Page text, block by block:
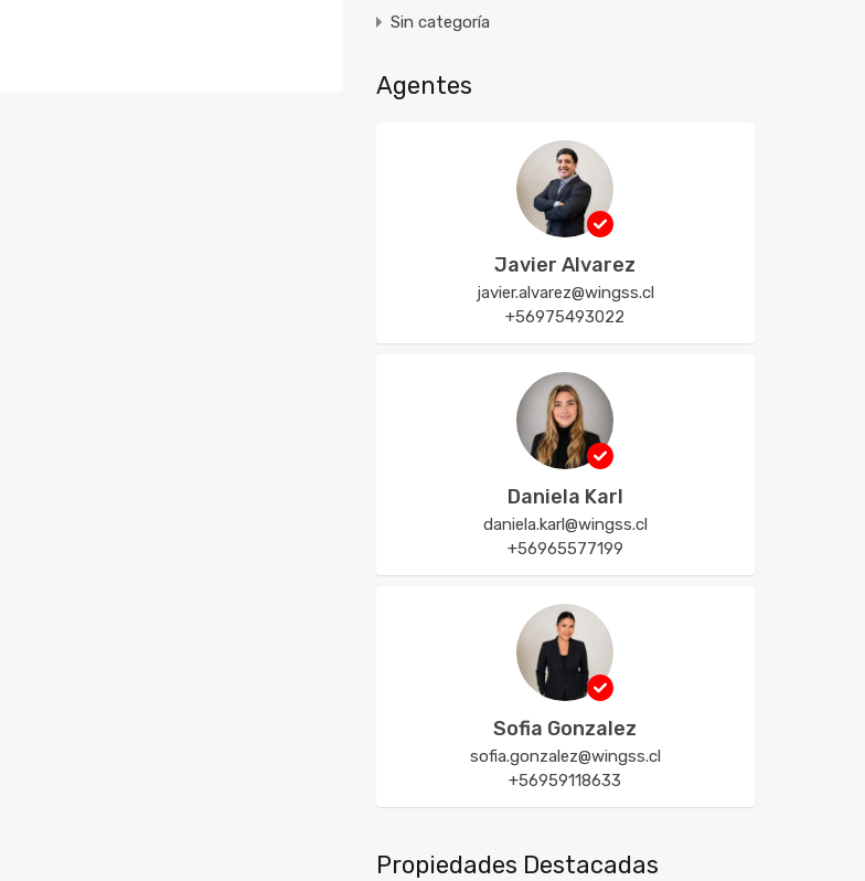
Sin categoría
Agentes
Javier Alvarez
javier.alvarez@wingss.cl
+56975493022
Daniela Karl
daniela.karl@wingss.cl
+56965577199
Sofia Gonzalez
sofia.gonzalez@wingss.cl
+56959118633
Propiedades Destacadas